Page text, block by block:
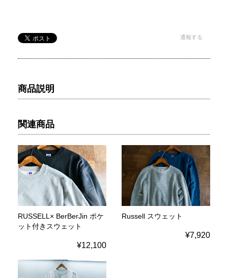
通報する
商品説明
関連商品
RUSSELL× BerBerJin ポケ
ット付きスウェット
¥12,100
Russell スウェット
¥7,920